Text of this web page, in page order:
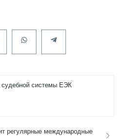
судебной системы ЕЭК
регулярные международные